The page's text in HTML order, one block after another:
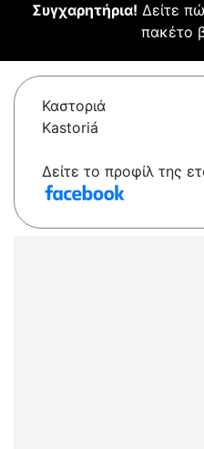
Συγχαρητήρια! Δείτε
πακέτο
Καστοριά
Kastoriá
Δείτε το προφίλ της